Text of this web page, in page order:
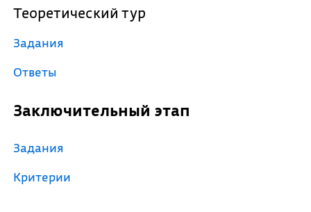
Теоретический тур
Задания
Ответы
Заключительный этап
Задания
Критерии